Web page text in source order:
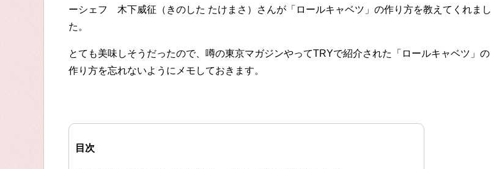
ーシェフ 木下威征（きのした たけまさ）さんが「ロールキャベツ」の作り方を教えてくれまし
た。
とても美味しそうだったので、噂の東京マガジンやってTRYで紹介された「ロールキャベツ」の
作り方を忘れないようにメモしておきます。
目次